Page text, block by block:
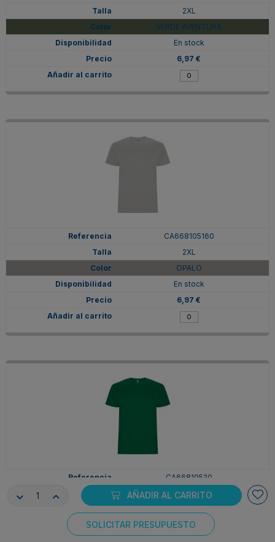
AÑADIR AL CARRITO
SOLICITAR PRESUPUESTO
2XL
VERDE AVENTURA
En stock
6,97 €
CA668105160
2XL
OPALO
En stock
6,97 €
CA66810520
2XL
En stock
Consentimiento de cookies